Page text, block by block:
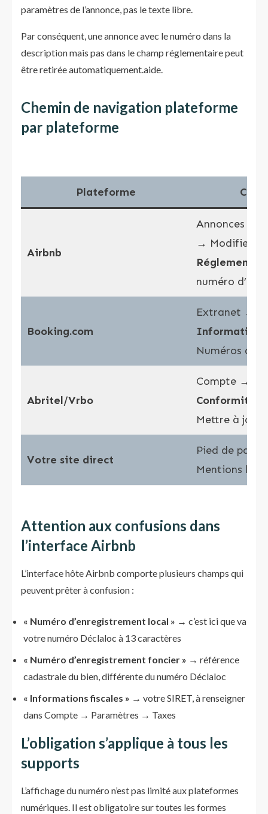
paramètres de l’annonce, pas le texte libre.
Par conséquent, une annonce avec le numéro dans la
description mais pas dans le champ réglementaire peut
être retirée automatiquement.aide.
Chemin de navigation plateforme
par plateforme
Plateforme
Airbnb
Annonces →
→ Modifier
numéro
Booking.com
Extranet →
Informations
Numéros
Abritel/Vrbo
Compte →
Conformité
Mettre à jour
Votre site direct
Pied de page
Mentions
Attention aux confusions dans
l’interface Airbnb
L’interface hôte Airbnb comporte plusieurs champs qui
peuvent prêter à confusion :
« Numéro d’enregistrement local » → c’est ici que va
votre numéro Déclaloc à 13 caractères
« Numéro d’enregistrement foncier » → référence
cadastrale du bien, différente du numéro Déclaloc
« Informations fiscales » → votre SIRET, à renseigner
dans Compte → Paramètres → Taxes
L’obligation s’applique à tous les
supports
L’affichage du numéro n’est pas limité aux plateformes
numériques. Il est obligatoire sur toutes les formes